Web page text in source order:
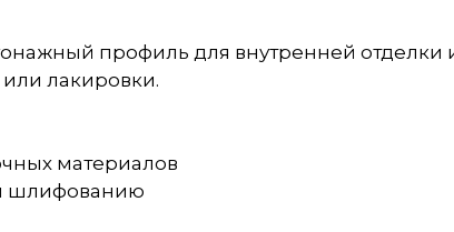
профиль для внутренней отделки
лакировки.
материалов
и шлифованию